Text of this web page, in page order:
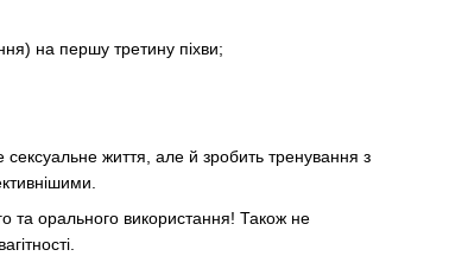
на першу третину піхви;
сексуальне життя, але й зробить тренування з
та орального використання! Також не